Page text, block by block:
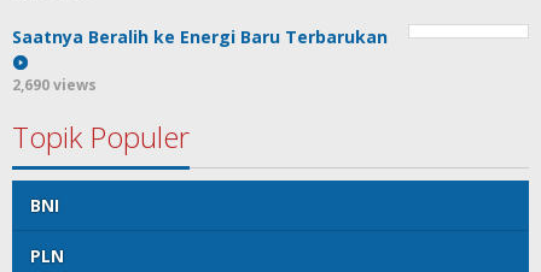
Saatnya Beralih ke Energi Baru Terbarukan
2,690 views
Topik Populer
BNI
PLN